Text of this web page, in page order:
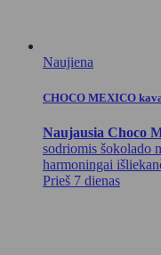
Naujiena
CHOCO MEXICO
Naujausia Choco
sodriomis šokolado
harmoningai
Prieš 7 dienas